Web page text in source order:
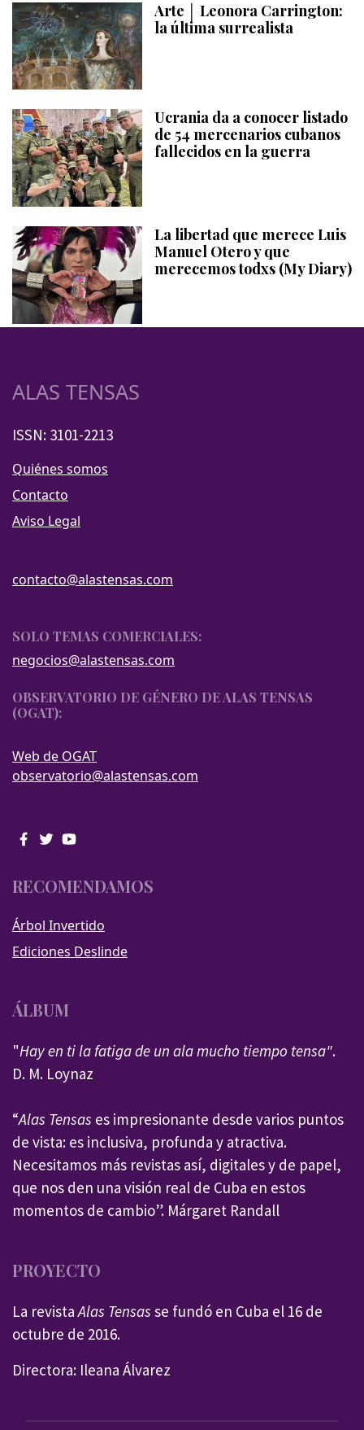
Arte │ Leonora Carrington:
la última surrealista
Ucrania da a conocer listado
de 54 mercenarios cubanos
fallecidos en la guerra
La libertad que merece Luis
Manuel Otero y que
merecemos todxs (My Diary)
ALAS TENSAS
ISSN: 3101-2213
Quiénes somos
Contacto
Aviso Legal
contacto@alastensas.com
SOLO TEMAS COMERCIALES:
negocios@alastensas.com
OBSERVATORIO DE GÉNERO DE ALAS TENSAS
(OGAT):
Web de OGAT
observatorio@alastensas.com
RECOMENDAMOS
Árbol Invertido
Ediciones Deslinde
ÁLBUM
"Hay en ti la fatiga de un ala mucho tiempo tensa".
D. M. Loynaz
“Alas Tensas es impresionante desde varios puntos
de vista: es inclusiva, profunda y atractiva.
Necesitamos más revistas así, digitales y de papel,
que nos den una visión real de Cuba en estos
momentos de cambio”. Márgaret Randall
PROYECTO
La revistaAlas Tensas se fundó en Cuba el 16 de
octubre de 2016.
Directora: Ileana Álvarez